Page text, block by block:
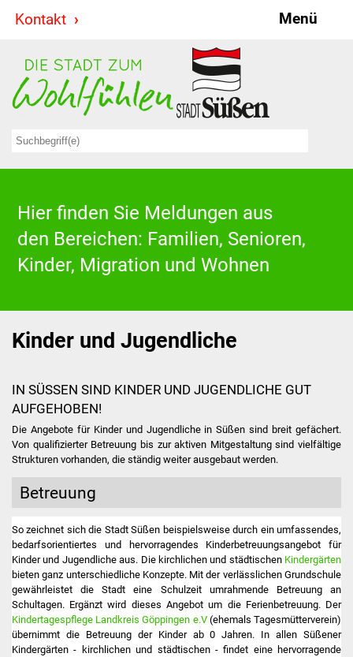
Kontakt Menü
Stadt & Politik
Bürgermeister
Gemeinderat
Ratsinformationssystem
Summerrockfestival
Hallenbadparty
Stadtverwaltung
Ansprechpartner
Behördenwegweiser
Kontakt
Veröffentlichungen
Ortsrecht
FNP / Bebauungspläne
Hier finden Sie Meldungen aus
den Bereichen: Familien, Senioren,
Kinder, Migration und Wohnen
Kinder und Jugendliche
IN SÜSSEN SIND KINDER UND JUGENDLICHE GUT A
UFGEHOBEN!
Die Angebote für Kinder und Jugendliche in Süßen sind breit gefächert.
Von qualifizierter Betreuung bis zur aktiven Mitgestaltung sind vielfältige
Strukturen vorhanden, die ständig weiter ausgebaut werden.
Betreuung
So zeichnet sich die Stadt Süßen beispielsweise durch ein umfassendes,
bedarfsorientiertes und hervorragendes Kinderbetreuungsangebot für
Kinder und Jugendliche aus. Die kirchlichen und städtischen Kindergärten
bieten ganz unterschiedliche Konzepte. Mit der verlässlichen Grundschule
gewährleistet die Stadt eine Schulzeit umrahmende Betreuung an
Schultagen. Ergänzt wird dieses Angebot um die Ferienbetreuung. Der
Kindertagespflege Landkreis Göppingen e.V(ehemals Tagesmütterverein)
übernimmt die Betreuung der Kinder ab 0 Jahren. In allen Süßener
Kindergärten - kirchlichen und städtischen - findet eine hervorragende